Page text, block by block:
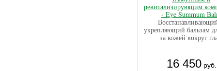
ревитализирующим
- Eye Summum
укрепляющий бальзам
за кожей вокруг
16 450руб.